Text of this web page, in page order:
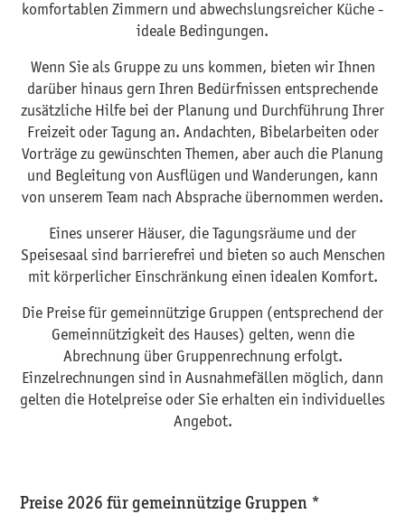
komfortablen Zimmern und abwechslungsreicher Küche -
ideale Bedingungen.
Wenn Sie als Gruppe zu uns kommen, bieten wir Ihnen
darüber hinaus gern Ihren Bedürfnissen entsprechende
zusätzliche Hilfe bei der Planung und Durchführung Ihrer
Freizeit oder Tagung an. Andachten, Bibelarbeiten oder
Vorträge zu gewünschten Themen, aber auch die Planung
und Begleitung von Ausflügen und Wanderungen, kann
von unserem Team nach Absprache übernommen werden.
Eines unserer Häuser, die Tagungsräume und der
Speisesaal sind barrierefrei und bieten so auch Menschen
mit körperlicher Einschränkung einen idealen Komfort.
Die Preise für gemeinnützige Gruppen (entsprechend der
Gemeinnützigkeit des Hauses) gelten, wenn die
Abrechnung über Gruppenrechnung erfolgt.
Einzelrechnungen sind in Ausnahmefällen möglich, dann
gelten die Hotelpreise oder Sie erhalten ein individuelles
Angebot.
Preise 2026 für gemeinnützige Gruppen *